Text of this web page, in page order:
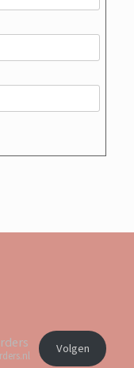
Volgen